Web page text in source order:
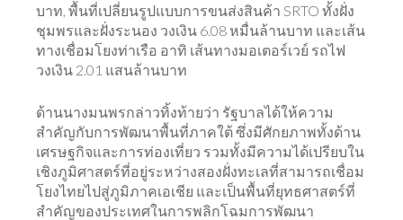
บาท, พื้นที่เปลี่ยนรูปแบบการขนส่งสินค้า SRTO ทั้งฝั่ง
ชุมพรและฝั่งระนอง วงเงิน 6.08 หมื่นล้านบาท และเส้น
ทางเชื่อมโยงท่าเรือ อาทิ เส้นทางมอเตอร์เวย์ รถไฟ
วงเงิน 2.01 แสนล้านบาท
ด้านนางมนพรกล่าวทิ้งท้ายว่า รัฐบาลได้ให้ความ
สำคัญกับการพัฒนาพื้นที่ภาคใต้ ซึ่งมีศักยภาพทั้งด้าน
เศรษฐกิจและการท่องเที่ยว รวมทั้งมีความได้เปรียบใน
เชิงภูมิศาสตร์ที่อยู่ระหว่างสองฝั่งทะเลที่สามารถเชื่อม
โยงไทยไปสู่ภูมิภาคเอเชีย และเป็นพื้นที่ยุทธศาสตร์ที่
สำคัญของประเทศในการพลิกโฉมการพัฒนา